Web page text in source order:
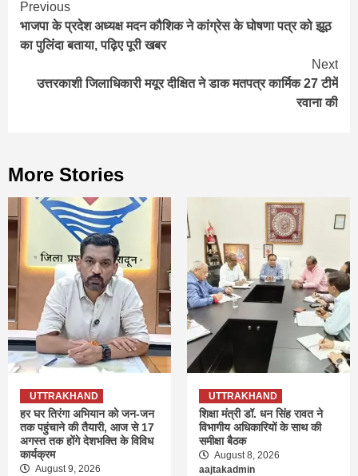
Continue
Reading
Previous
भाजपा के प्रदेश अध्यक्ष मदन कौशिक ने कांग्रेस के घोषणा पत्र को झूठ
का पुलिंदा बताया, पढ़िए पूरी खबर
Next
उत्तरकाशी जिलाधिकारी मयूर दीक्षित ने डाक मतपत्र कार्मिक 27 टीमें
रवाना की
More Stories
UTTRAKHAND
हर घर तिरंगा अभियान को जन-जन
तक पहुंचाने की तैयारी, आज से 17
अगस्त तक होंगे देशभक्ति के विविध
कार्यक्रम
August 9, 2026
UTTRAKHAND
शिक्षा मंत्री डॉ. धन सिंह रावत ने
विभागीय अधिकारियों के साथ की
समीक्षा बैठक
August 8, 2026
aajtakadmin